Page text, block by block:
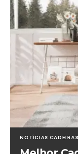
NOTÍCIAS